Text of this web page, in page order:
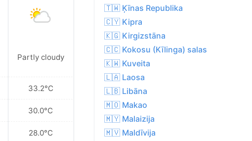
Partly cloudy
33.2°C
30.0°C
28.0°C
🇹🇼 Ķīnas Republika
🇨🇾 Kipra
🇰🇬 Kirgizstāna
🇨🇨 Kokosu (Kīlinga) salas
🇰🇼 Kuveita
🇱🇦 Laosa
🇱🇧 Libāna
🇲🇴 Makao
🇲🇾 Malaizija
🇲🇻 Maldīvija